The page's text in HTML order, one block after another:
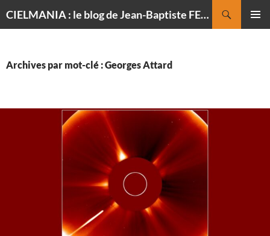
CIELMANIA : le blog de Jean-Baptiste FELDMANN, photographe du ciel
Archives par mot-clé : Georges Attard